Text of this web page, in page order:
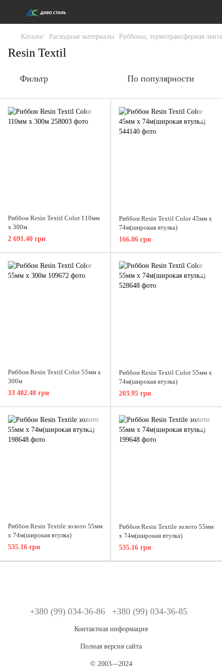
Каталог Расходные материалы Риббоны, термотрансферная
Resin Textil
Фильтр По популярности
Риббон Resin Textil Color 110мм
x 300м
2 691.40 грн
Риббон Resin Textil Color 45мм x
74м(широкая втулка)
166.86 грн
Риббон Resin Textil Color 55мм x
300м
33 482.48 грн
Риббон Resin Textil Color 55мм x
74м(широкая втулка)
203.95 грн
Риббон Resin Textile золото 55мм
x 74м(широкая втулка)
535.16 грн
Риббон Resin Textile золото 55мм
x 74м(широкая втулка)
535.16 грн
+380 (99) 034-36-86 +380 (99) 034-36-85
Контактная информация
Полная версия сайта
© 2003—2024